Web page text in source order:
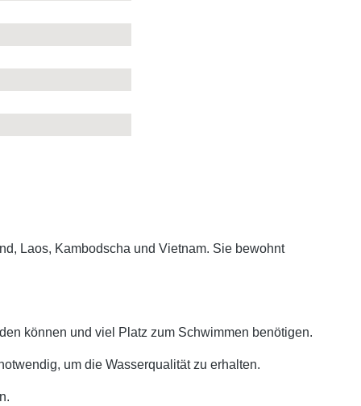
Laos, Kambodscha und Vietnam. Sie bewohnt
können und viel Platz zum Schwimmen benötigen.
um die Wasserqualität zu erhalten.